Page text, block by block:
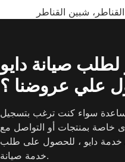
شبين القناطر
صيانة دايو
علي عروضنا ؟
سواء كنت ترغب بتسجيل
خاصة بمنتجات أو التواصل مع
خدمة دايو ، للحصول على طلب
خدمة صيانة.